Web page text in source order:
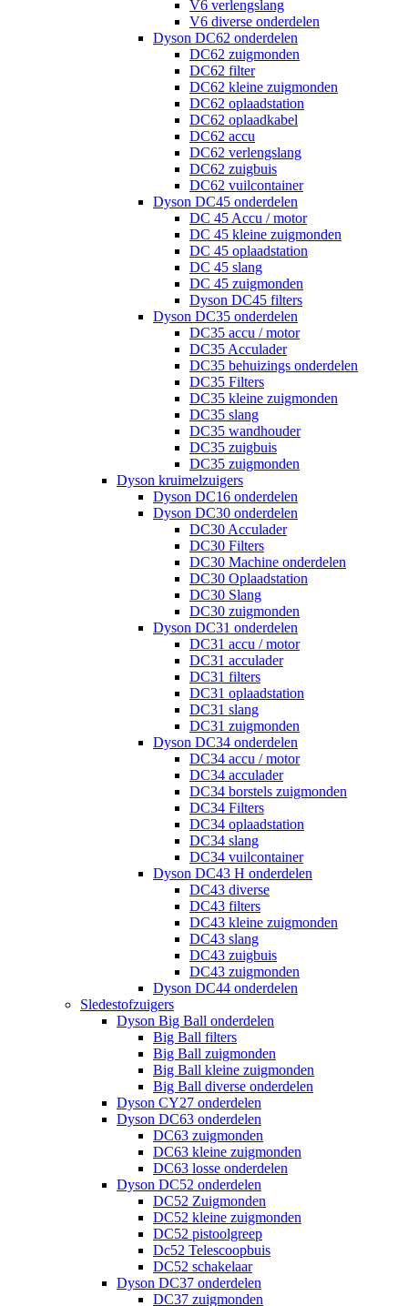
V6 verlengslang
V6 diverse onderdelen
Dyson DC62 onderdelen
DC62 zuigmonden
DC62 filter
DC62 kleine zuigmonden
DC62 oplaadstation
DC62 oplaadkabel
DC62 accu
DC62 verlengslang
DC62 zuigbuis
DC62 vuilcontainer
Dyson DC45 onderdelen
DC 45 Accu / motor
DC 45 kleine zuigmonden
DC 45 oplaadstation
DC 45 slang
DC 45 zuigmonden
Dyson DC45 filters
Dyson DC35 onderdelen
DC35 accu / motor
DC35 Acculader
DC35 behuizings onderdelen
DC35 Filters
DC35 kleine zuigmonden
DC35 slang
DC35 wandhouder
DC35 zuigbuis
DC35 zuigmonden
Dyson kruimelzuigers
Dyson DC16 onderdelen
Dyson DC30 onderdelen
DC30 Acculader
DC30 Filters
DC30 Machine onderdelen
DC30 Oplaadstation
DC30 Slang
DC30 zuigmonden
Dyson DC31 onderdelen
DC31 accu / motor
DC31 acculader
DC31 filters
DC31 oplaadstation
DC31 slang
DC31 zuigmonden
Dyson DC34 onderdelen
DC34 accu / motor
DC34 acculader
DC34 borstels zuigmonden
DC34 Filters
DC34 oplaadstation
DC34 slang
DC34 vuilcontainer
Dyson DC43 H onderdelen
DC43 diverse
DC43 filters
DC43 kleine zuigmonden
DC43 slang
DC43 zuigbuis
DC43 zuigmonden
Dyson DC44 onderdelen
Sledestofzuigers
Dyson Big Ball onderdelen
Big Ball filters
Big Ball zuigmonden
Big Ball kleine zuigmonden
Big Ball diverse onderdelen
Dyson CY27 onderdelen
Dyson DC63 onderdelen
DC63 zuigmonden
DC63 kleine zuigmonden
DC63 losse onderdelen
Dyson DC52 onderdelen
DC52 Zuigmonden
DC52 kleine zuigmonden
DC52 pistoolgreep
Dc52 Telescoopbuis
DC52 schakelaar
Dyson DC37 onderdelen
DC37 zuigmonden